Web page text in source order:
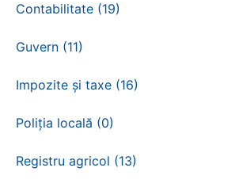
Contabilitate (19)
Guvern (11)
Impozite și taxe (16)
Poliția locală (0)
Registru agricol (13)